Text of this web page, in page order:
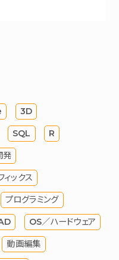
3D
SQL R
発
ィックス
プログラミング
OS／ハードウェア
動画編集